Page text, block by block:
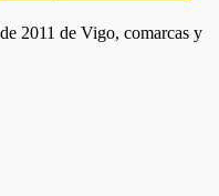
2011 de Vigo, comarcas y